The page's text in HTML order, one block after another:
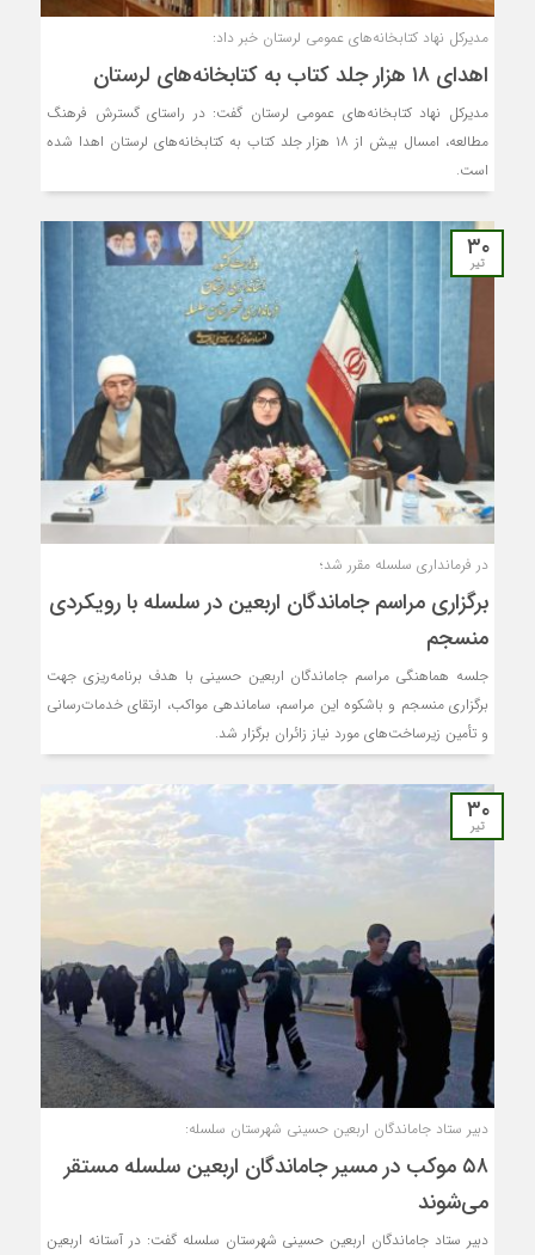
مدیرکل نهاد کتابخانه‌های عمومی لرستان خبر داد:
اهدای ۱۸ هزار جلد کتاب به کتابخانه‌های لرستان
مدیرکل نهاد کتابخانه‌های عمومی لرستان گفت: در راستای گسترش فرهنگ
مطالعه، امسال بیش از ۱۸ هزار جلد کتاب به کتابخانه‌های لرستان اهدا شده
است.
۳۰
تیر
در فرمانداری سلسله مقرر شد؛
برگزاری مراسم جاماندگان اربعین در سلسله با رویکردی
منسجم
جلسه هماهنگی مراسم جاماندگان اربعین حسینی با هدف برنامه‌ریزی جهت
برگزاری منسجم و باشکوه این مراسم، ساماندهی مواکب، ارتقای خدمات‌رسانی
و تأمین زیرساخت‌های مورد نیاز زائران برگزار شد.
۳۰
تیر
دبیر ستاد جاماندگان اربعین حسینی شهرستان سلسله:
۵۸ موکب در مسیر جاماندگان اربعین سلسله مستقر
می‌شوند
دبیر ستاد جاماندگان اربعین حسینی شهرستان سلسله گفت: در آستانه اربعین